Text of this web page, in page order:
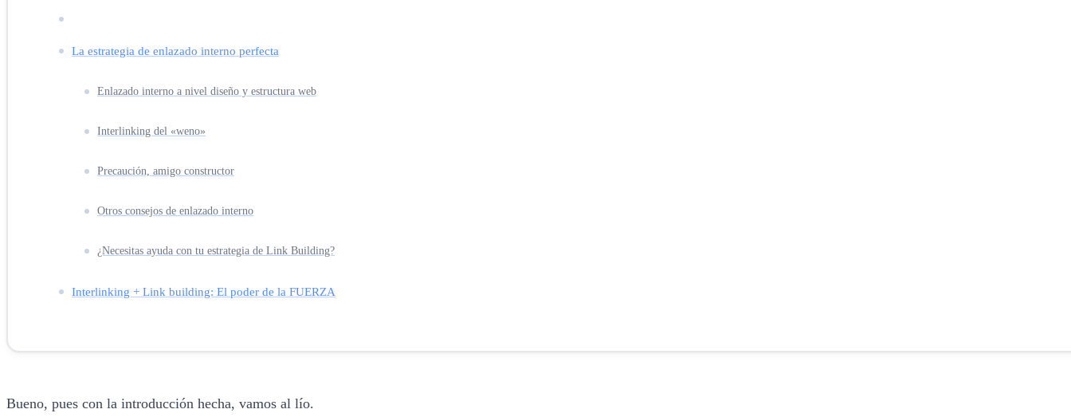
La estrategia de enlazado interno perfecta
Enlazado interno a nivel diseño y estructura web
Interlinking del «weno»
Precaución, amigo constructor
Otros consejos de enlazado interno
¿Necesitas ayuda con tu estrategia de Link Building?
Interlinking + Link building: El poder de la FUERZA
Bueno, pues con la introducción hecha, vamos al lío.